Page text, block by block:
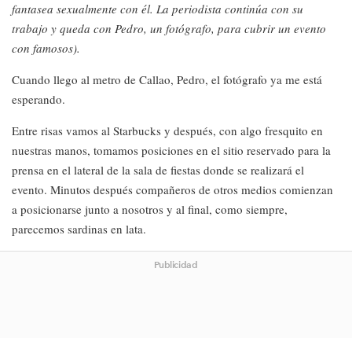
fantasea sexualmente con él. La periodista continúa con su
trabajo y queda con Pedro, un fotógrafo, para cubrir un evento
con famosos).
Cuando llego al metro de Callao, Pedro, el fotógrafo ya me está
esperando.
Entre risas vamos al Starbucks y después, con algo fresquito en
nuestras manos, tomamos posiciones en el sitio reservado para la
prensa en el lateral de la sala de fiestas donde se realizará el
evento. Minutos después compañeros de otros medios comienzan
a posicionarse junto a nosotros y al final, como siempre,
parecemos sardinas en lata.
Publicidad